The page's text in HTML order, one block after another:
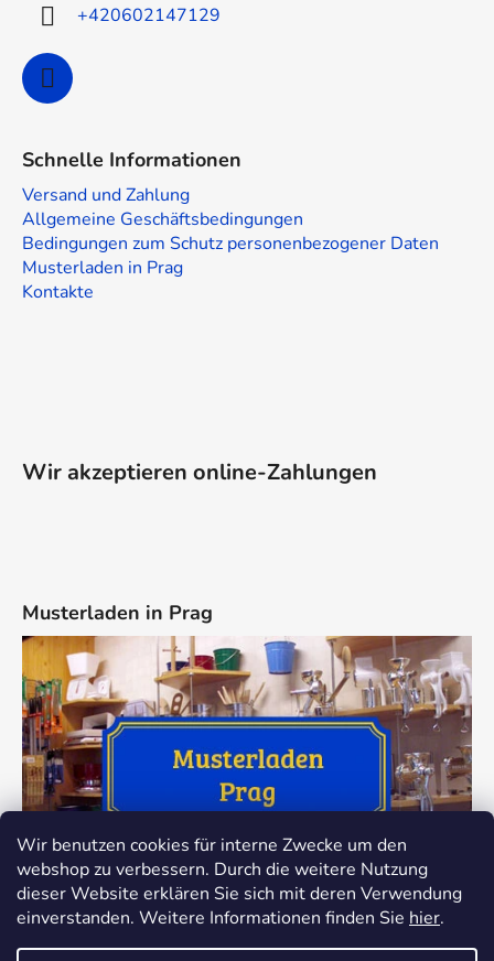
Wir benutzen cookies für interne Zwecke um den
webshop zu verbessern. Durch die weitere Nutzung
dieser Website erklären Sie sich mit deren Verwendung
einverstanden. Weitere Informationen finden Sie hier.
+420602147129
Schnelle Informationen
Versand und Zahlung
Allgemeine Geschäftsbedingungen
Bedingungen zum Schutz personenbezogener Daten
Musterladen in Prag
Kontakte
Wir akzeptieren online-Zahlungen
Musterladen in Prag